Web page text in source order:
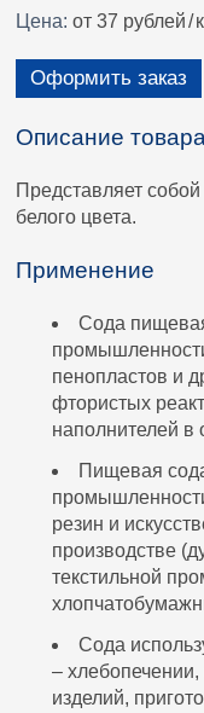
Цена: от 37 рублей /
Оформить заказ
Описание
Представляет
белого цвета.
Применение
Сода
пенопластов и
фтористых
наполнителей в
Пищевая
резин и
производстве
текстильной
Сода
– хлебопечении,
изделий,